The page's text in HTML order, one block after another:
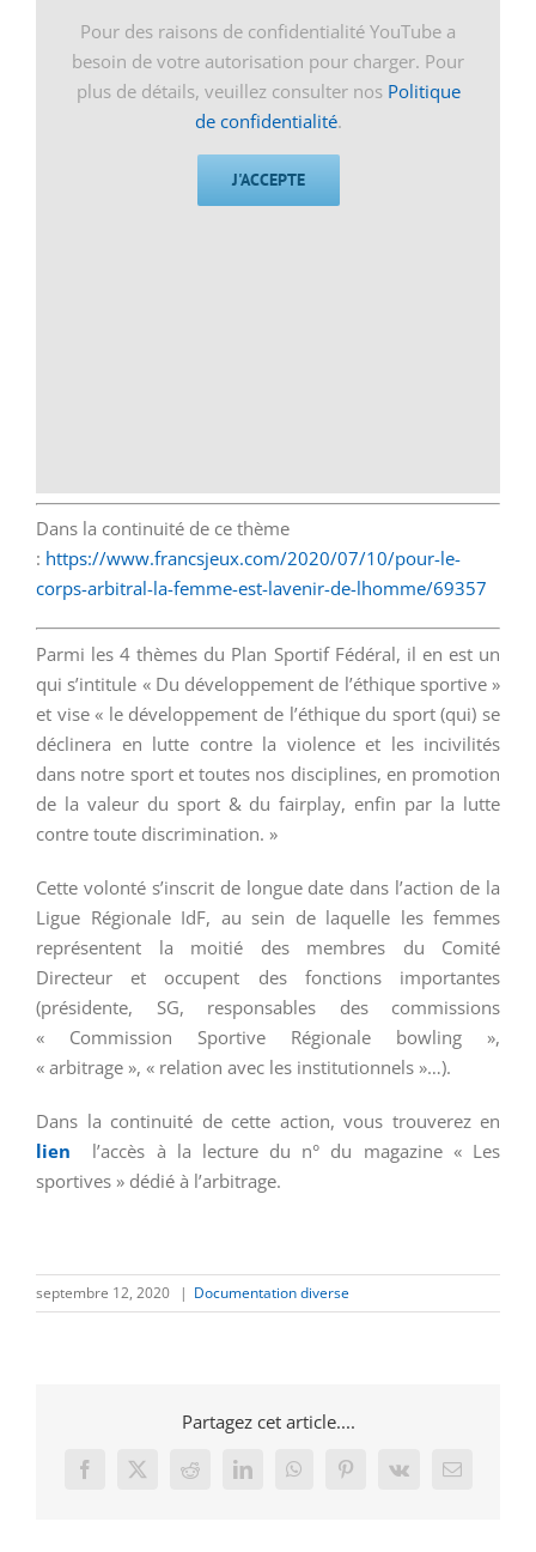
Pour des raisons de confidentialité YouTube a
besoin de votre autorisation pour charger. Pour
plus de détails, veuillez consulter nos Politique
de confidentialité.
J'ACCEPTE
Dans la continuité de ce thème
: https://www.francsjeux.com/2020/07/10/pour-le-
corps-arbitral-la-femme-est-lavenir-de-lhomme/69357
Parmi les 4 thèmes du Plan Sportif Fédéral, il en est un
qui s’intitule « Du développement de l’éthique sportive »
et vise « le développement de l’éthique du sport (qui) se
déclinera en lutte contre la violence et les incivilités
dans notre sport et toutes nos disciplines, en promotion
de la valeur du sport & du fairplay, enfin par la lutte
contre toute discrimination. »
Cette volonté s’inscrit de longue date dans l’action de la
Ligue Régionale IdF, au sein de laquelle les femmes
représentent la moitié des membres du Comité
Directeur et occupent des fonctions importantes
(présidente, SG, responsables des commissions
« Commission Sportive Régionale bowling »,
« arbitrage », « relation avec les institutionnels »…).
Dans la continuité de cette action, vous trouverez en
lien
l’accès à la lecture du n° du magazine « Les
sportives » dédié à l’arbitrage.
septembre 12, 2020 | Documentation diverse
Partagez cet article....
Facebook
X RedditLinkedInWhatsAppPinterest
Vk Email